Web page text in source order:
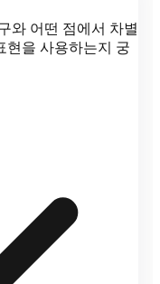
와 어떤 점에서 차별
현을 사용하는지 궁